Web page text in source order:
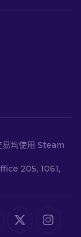
易均使用 Steam
205, 1061,